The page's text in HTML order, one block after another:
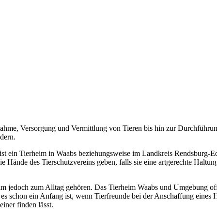
Versorgung und Vermittlung von Tieren bis hin zur
ein Tierheim in Waabs beziehungsweise im Landkreis
des Tierschutzvereins geben, falls sie eine artgerechte
jedoch zum Alltag gehören. Das Tierheim Waabs und Umgebung
schon ein Anfang ist, wenn Tierfreunde bei der Anschaffung eines
finden lässt.